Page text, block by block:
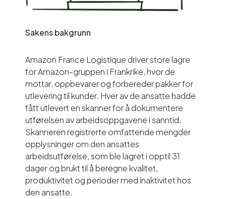
Sakens bakgrunn
Amazon France Logistique driver store lagre
for Amazon-gruppen i Frankrike, hvor de
mottar, oppbevarer og forbereder pakker for
utlevering til kunder. Hver av de ansatte hadde
fått utlevert en skanner for å dokumentere
utførelsen av arbeidsoppgavene i sanntid.
Skanneren registrerte omfattende mengder
opplysninger om den ansattes
arbeidsutførelse, som ble lagret i opptil 31
dager og brukt til å beregne kvalitet,
produktivitet og perioder med inaktivitet hos
den ansatte.